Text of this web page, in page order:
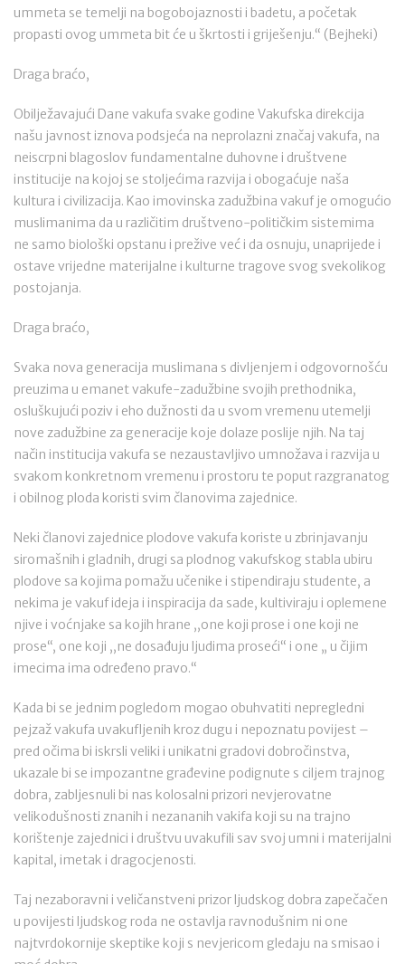
ummeta se temelji na bogobojaznosti i badetu, a početak
propasti ovog ummeta bit će u škrtosti i griješenju.“ (Bejheki)
Draga braćo,
Obilježavajući Dane vakufa svake godine Vakufska direkcija
našu javnost iznova podsjeća na neprolazni značaj vakufa, na
neiscrpni blagoslov fundamentalne duhovne i društvene
institucije na kojoj se stoljećima razvija i obogaćuje naša
kultura i civilizacija. Kao imovinska zadužbina vakuf je omogućio
muslimanima da u različitim društveno-političkim sistemima
ne samo biološki opstanu i prežive već i da osnuju, unaprijede i
ostave vrijedne materijalne i kulturne tragove svog svekolikog
postojanja.
Draga braćo,
Svaka nova generacija muslimana s divljenjem i odgovornošću
preuzima u emanet vakufe-zadužbine svojih prethodnika,
osluškujući poziv i eho dužnosti da u svom vremenu utemelji
nove zadužbine za generacije koje dolaze poslije njih. Na taj
način institucija vakufa se nezaustavljivo umnožava i razvija u
svakom konkretnom vremenu i prostoru te poput razgranatog
i obilnog ploda koristi svim članovima zajednice.
Neki članovi zajednice plodove vakufa koriste u zbrinjavanju
siromašnih i gladnih, drugi sa plodnog vakufskog stabla ubiru
plodove sa kojima pomažu učenike i stipendiraju studente, a
nekima je vakuf ideja i inspiracija da sade, kultiviraju i oplemene
njive i voćnjake sa kojih hrane ,,one koji prose i one koji ne
prose“, one koji ,,ne dosađuju ljudima proseći“ i one „ u čijim
imecima ima određeno pravo.“
Kada bi se jednim pogledom mogao obuhvatiti nepregledni
pejzaž vakufa uvakufljenih kroz dugu i nepoznatu povijest –
pred očima bi iskrsli veliki i unikatni gradovi dobročinstva,
ukazale bi se impozantne građevine podignute s ciljem trajnog
dobra, zabljesnuli bi nas kolosalni prizori nevjerovatne
velikodušnosti znanih i nezananih vakifa koji su na trajno
korištenje zajednici i društvu uvakufili sav svoj umni i materijalni
kapital, imetak i dragocjenosti.
Taj nezaboravni i veličanstveni prizor ljudskog dobra zapečačen
u povijesti ljudskog roda ne ostavlja ravnodušnim ni one
najtvrdokornije skeptike koji s nevjericom gledaju na smisao i